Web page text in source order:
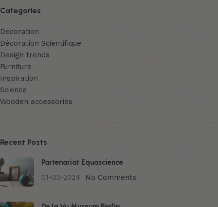
Categories
Decoration
Décoration Scientifique
Design trends
Furniture
Inspiration
Science
Wooden accessories
Recent Posts
Partenariat Equascience
01-03-2024
No Comments